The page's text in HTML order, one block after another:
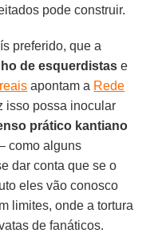
pode construir.
preferido, que a
de esquerdistas e
reais apontam a Rede
isso possa inocular
prático kantiano
como alguns
dar conta que se o
eles vão conosco
limites, onde a tortura
de fanáticos.